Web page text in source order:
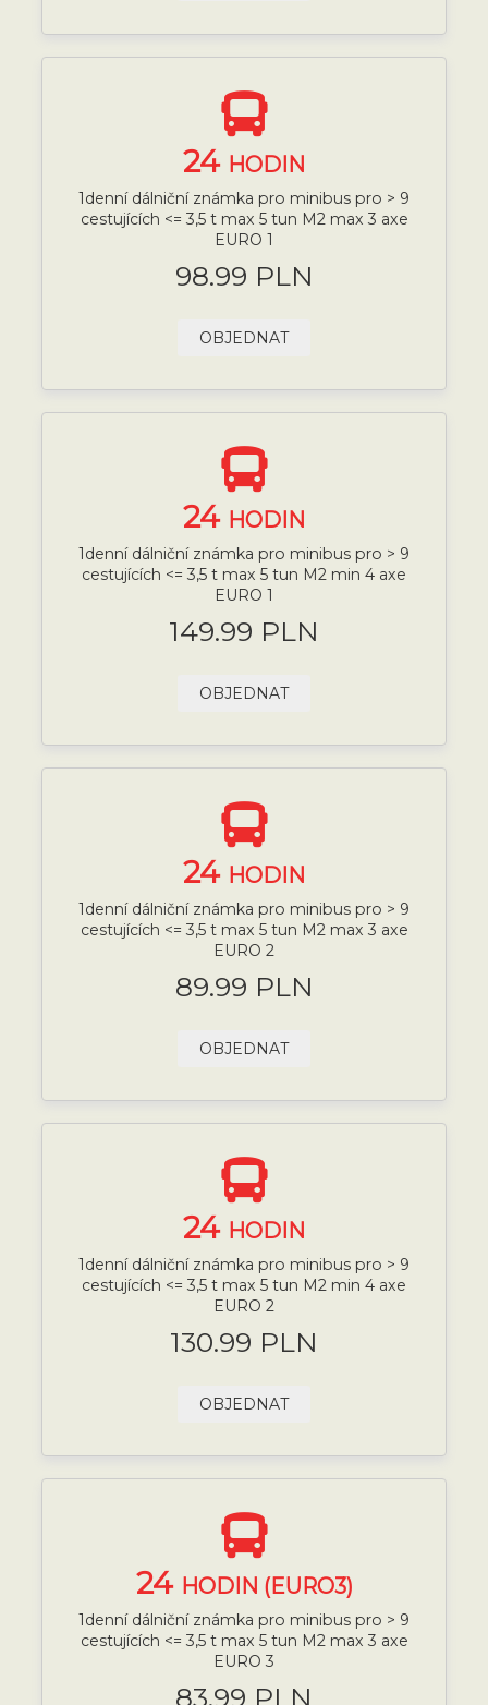
24 HODIN
1denní dálniční známka pro minibus pro > 9
cestujících <= 3,5 t max 5 tun M2 max 3 axe
EURO 1
98.99 PLN
OBJEDNAT
24 HODIN
1denní dálniční známka pro minibus pro > 9
cestujících <= 3,5 t max 5 tun M2 min 4 axe
EURO 1
149.99 PLN
OBJEDNAT
24 HODIN
1denní dálniční známka pro minibus pro > 9
cestujících <= 3,5 t max 5 tun M2 max 3 axe
EURO 2
89.99 PLN
OBJEDNAT
24 HODIN
1denní dálniční známka pro minibus pro > 9
cestujících <= 3,5 t max 5 tun M2 min 4 axe
EURO 2
130.99 PLN
OBJEDNAT
24 HODIN (EURO3)
1denní dálniční známka pro minibus pro > 9
cestujících <= 3,5 t max 5 tun M2 max 3 axe
EURO 3
83.99 PLN